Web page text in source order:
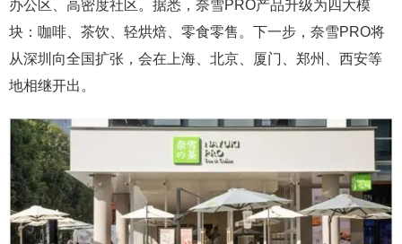
办公区、高密度社区。据悉，奈雪PRO产品升级为四大模
块：咖啡、茶饮、轻烘焙、零食零售。下一步，奈雪PRO将
从深圳向全国扩张，会在上海、北京、厦门、郑州、西安等
地相继开出。